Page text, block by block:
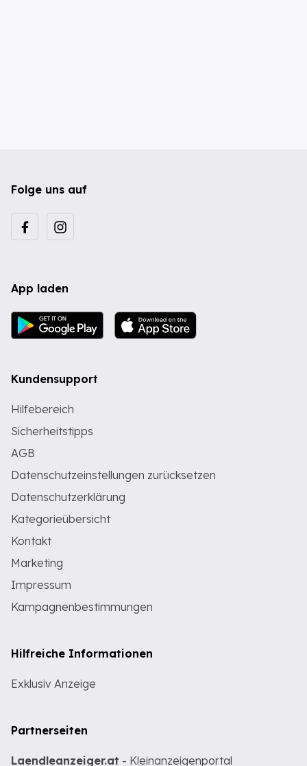
Folge uns auf
App laden
Kundensupport
Hilfebereich
Sicherheitstipps
AGB
Datenschutzeinstellungen zurücksetzen
Datenschutzerklärung
Kategorieübersicht
Kontakt
Marketing
Impressum
Kampagnenbestimmungen
Hilfreiche Informationen
Exklusiv Anzeige
Partnerseiten
Laendleanzeiger.at - Kleinanzeigenportal